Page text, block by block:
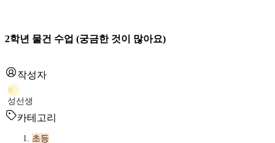
2학년 물건 수업 (궁금한 것이 많아요)
작성자
성
성선생
카테고리
초등